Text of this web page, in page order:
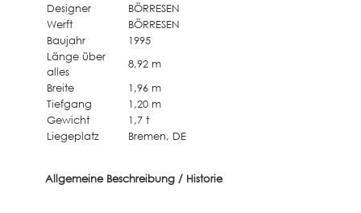
Designer
BÖRRESEN
Werft
BÖRRESEN
Baujahr
1995
Länge über
alles
8,92 m
Breite
1,96 m
Tiefgang
1,20 m
Gewicht
1,7 t
Liegeplatz
Bremen, DE
Allgemeine Beschreibung / Historie